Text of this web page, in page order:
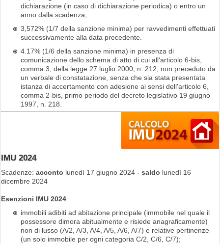
dichiarazione (in caso di dichiarazione periodica) o entro un
anno dalla scadenza;
3,572% (1/7 della sanzione minima) per ravvedimenti effettuati
successivamente alla data precedente.
4.17% (1/6 della sanzione minima) in presenza di
comunicazione dello schema di atto di cui all'articolo 6-bis,
comma 3, della legge 27 luglio 2000, n. 212, non preceduto da
un verbale di constatazione, senza che sia stata presentata
istanza di accertamento con adesione ai sensi dell'articolo 6,
comma 2-bis, primo periodo del decreto legislativo 19 giugno
1997, n. 218.
IMU 2024
Scadenze: acconto lunedì 17 giugno 2024 - saldo lunedì 16
dicembre 2024
Esenzioni IMU 2024:
immobili adibiti ad abitazione principale (immobile nel quale il
possessore dimora abitualmente e risiede anagraficamente)
non di lusso (A/2, A/3, A/4, A/5, A/6, A/7) e relative pertinenze
(un solo immobile per ogni categoria C/2, C/6, C/7);